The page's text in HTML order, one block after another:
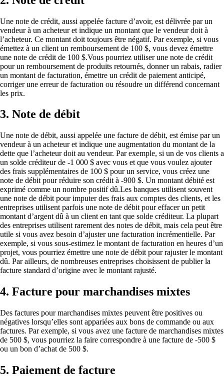
Une note de crédit, aussi appelée facture d’avoir, est délivrée par un
vendeur à un acheteur et indique un montant que le vendeur doit à
l’acheteur. Ce montant doit toujours être négatif. Par exemple, si vous
émettez à un client un remboursement de 100 $, vous devez émettre
une note de crédit de 100 $.Vous pourriez utiliser une note de crédit
pour un remboursement de produits retournés, donner un rabais, radier
un montant de facturation, émettre un crédit de paiement anticipé,
corriger une erreur de facturation ou résoudre un différend concernant
les prix.
3. Note de débit
Une note de débit, aussi appelée une facture de débit, est émise par un
vendeur à un acheteur et indique une augmentation du montant de la
dette que l’acheteur doit au vendeur. Par exemple, si un de vos clients a
un solde créditeur de -1 000 $ avec vous et que vous voulez ajouter
des frais supplémentaires de 100 $ pour un service, vous créez une
note de débit pour réduire son crédit à -900 $. Un montant débité est
exprimé comme un nombre positif dû.Les banques utilisent souvent
une note de débit pour imputer des frais aux comptes des clients, et les
entreprises utilisent parfois une note de débit pour effacer un petit
montant d’argent dû à un client en tant que solde créditeur. La plupart
des entreprises utilisent rarement des notes de débit, mais cela peut être
utile si vous avez besoin d’ajuster une facturation incrémentielle. Par
exemple, si vous sous-estimez le montant de facturation en heures d’un
projet, vous pourriez émettre une note de débit pour rajuster le montant
dû. Par ailleurs, de nombreuses entreprises choisissent de publier la
facture standard d’origine avec le montant rajusté.
4. Facture pour marchandises mixtes
Des factures pour marchandises mixtes peuvent être positives ou
négatives lorsqu’elles sont appariées aux bons de commande ou aux
factures. Par exemple, si vous avez une facture de marchandises mixtes
de 500 $, vous pourriez la faire correspondre à une facture de -500 $
ou un bon d’achat de 500 $.
5. Paiement de facture